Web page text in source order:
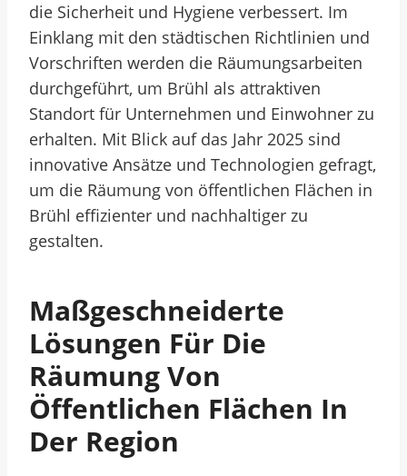
die Sicherheit und Hygiene verbessert. Im
Einklang mit den städtischen Richtlinien und
Vorschriften werden die Räumungsarbeiten
durchgeführt, um Brühl als attraktiven
Standort für Unternehmen und Einwohner zu
erhalten. Mit Blick auf das Jahr 2025 sind
innovative Ansätze und Technologien gefragt,
um die Räumung von öffentlichen Flächen in
Brühl effizienter und nachhaltiger zu
gestalten.
Maßgeschneiderte
Lösungen Für Die
Räumung Von
Öffentlichen Flächen In
Der Region